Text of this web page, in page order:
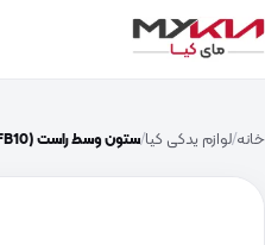
خانه لوازم یدکی کیا ستون وسط راست (714023FB10)